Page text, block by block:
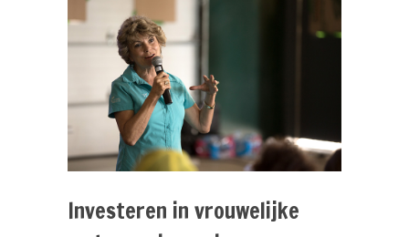
Investeren in vrouwelijke